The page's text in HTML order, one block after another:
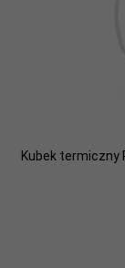
Kubek termiczny